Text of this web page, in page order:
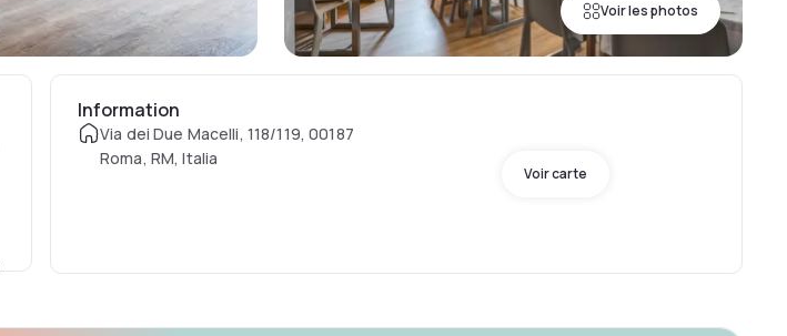
Voir les photos
Information
Via dei Due Macelli, 118/119, 00187
Roma, RM, Italia
Voir carte